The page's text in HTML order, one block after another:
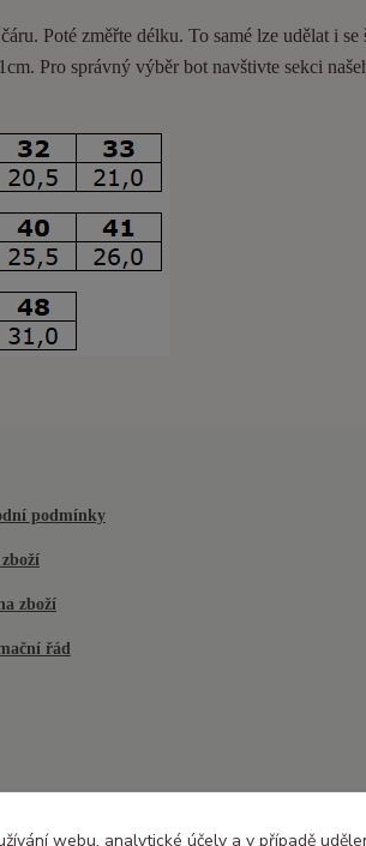
Poté změřte délku. To samé lze udělat i se
. Pro správný výběr bot navštivte sekci
podmínky
zboží
řád
webu, analytické účely a v případě